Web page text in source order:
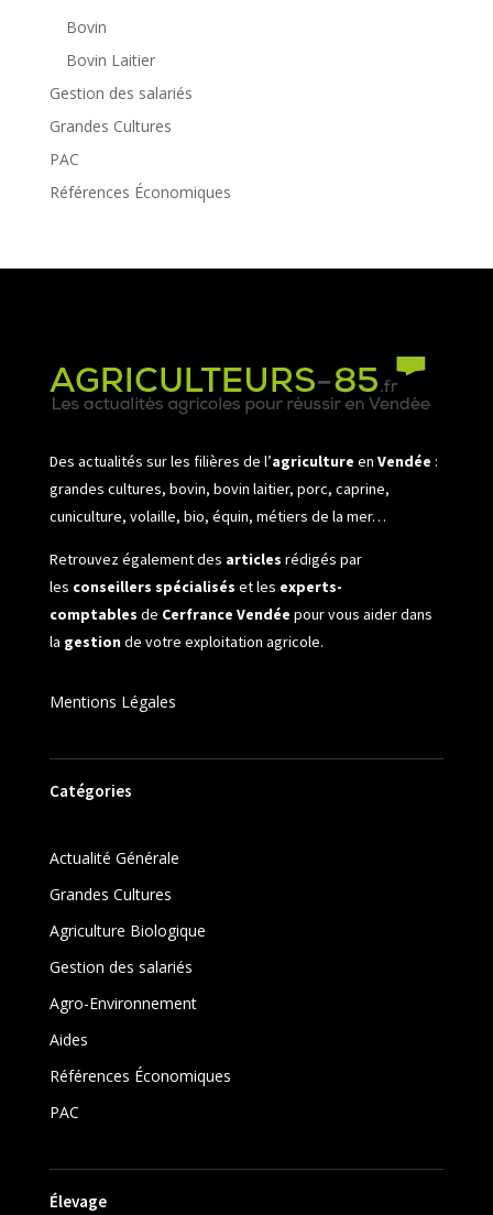
Bovin
Bovin Laitier
Gestion des salariés
Grandes Cultures
PAC
Références Économiques
Des actualités sur les filières de l’agriculture en Vendée :
grandes cultures, bovin, bovin laitier, porc, caprine,
cuniculture, volaille, bio, équin, métiers de la mer…
Retrouvez également des articles rédigés par
les conseillers spécialisés et les experts-
comptables de Cerfrance Vendée pour vous aider dans
la gestionde votre exploitation agricole.
Mentions Légales
Catégories
Actualité Générale
Grandes Cultures
Agriculture Biologique
Gestion des salariés
Agro-Environnement
Aides
Références Économiques
PAC
Élevage